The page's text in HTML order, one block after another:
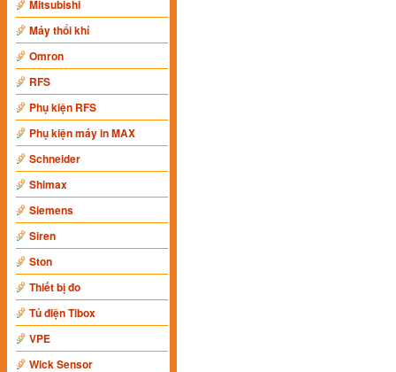
Mitsubishi
Máy thổi khí
Omron
RFS
Phụ kiện RFS
Phụ kiện máy in MAX
Schneider
Shimax
Siemens
Siren
Ston
Thiết bị đo
Tủ điện Tibox
VPE
Wick Sensor